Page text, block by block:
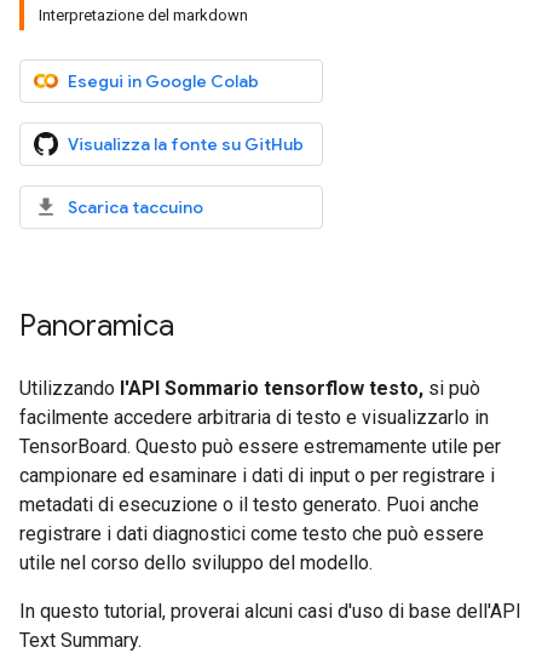
Interpretazione del markdown
Esegui in Google Colab
Visualizza la fonte su GitHub
Scarica taccuino
Panoramica
Utilizzando l'API Sommario tensorflow testo, si può
facilmente accedere arbitraria di testo e visualizzarlo in
TensorBoard. Questo può essere estremamente utile per
campionare ed esaminare i dati di input o per registrare i
metadati di esecuzione o il testo generato. Puoi anche
registrare i dati diagnostici come testo che può essere
utile nel corso dello sviluppo del modello.
In questo tutorial, proverai alcuni casi d'uso di base dell'API
Text Summary.